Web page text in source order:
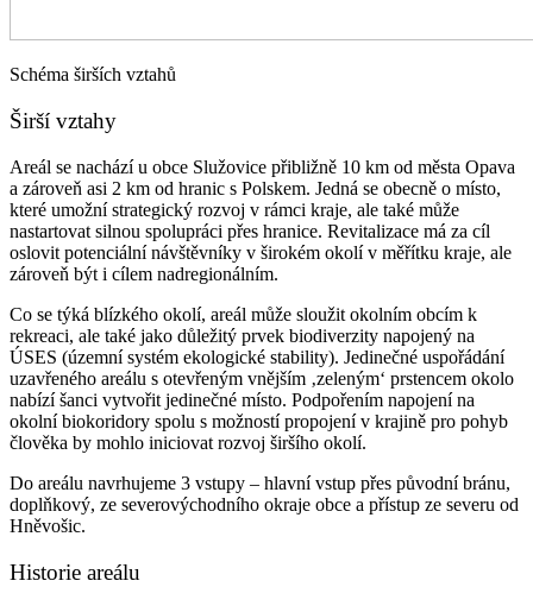
Schéma širších vztahů
Širší vztahy
Areál se nachází u obce Služovice přibližně 10 km od města Opava
a zároveň asi 2 km od hranic s Polskem. Jedná se obecně o místo,
které umožní strategický rozvoj v rámci kraje, ale také může
nastartovat silnou spolupráci přes hranice. Revitalizace má za cíl
oslovit potenciální návštěvníky v širokém okolí v měřítku kraje, ale
zároveň být i cílem nadregionálním.
Co se týká blízkého okolí, areál může sloužit okolním obcím k
rekreaci, ale také jako důležitý prvek biodiverzity napojený na
ÚSES (územní systém ekologické stability). Jedinečné uspořádání
uzavřeného areálu s otevřeným vnějším ‚zeleným‘ prstencem okolo
nabízí šanci vytvořit jedinečné místo. Podpořením napojení na
okolní biokoridory spolu s možností propojení v krajině pro pohyb
člověka by mohlo iniciovat rozvoj širšího okolí.
Do areálu navrhujeme 3 vstupy – hlavní vstup přes původní bránu,
doplňkový, ze severovýchodního okraje obce a přístup ze severu od
Hněvošic.
Historie areálu